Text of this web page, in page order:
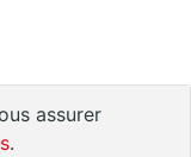
assurer
.